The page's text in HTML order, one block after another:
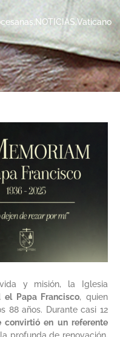
, NOTICIAS,Vaticano
y misión, la Iglesia
el Papa Francisco, quien
88 años. Durante casi 12
convirtió en un referente